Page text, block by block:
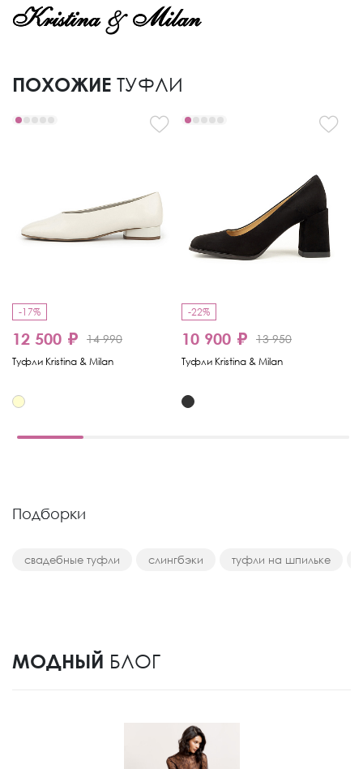
ПОХОЖИЕ ТУФЛИ
-17%
12 500 ₽ 14 990
Туфли Kristina & Milan
-22%
10 900 ₽ 13 950
Туфли Kristina & Milan
Подборки
свадебные туфли слингбэки туфли на шпильке
МОДНЫЙ БЛОГ